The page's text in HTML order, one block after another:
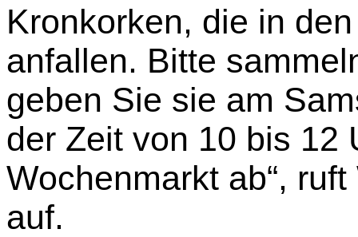
Kronkorken, die in
anfallen. Bitte
geben Sie sie am
der Zeit von 10 bis 12
Wochenmarkt ab“,
auf.